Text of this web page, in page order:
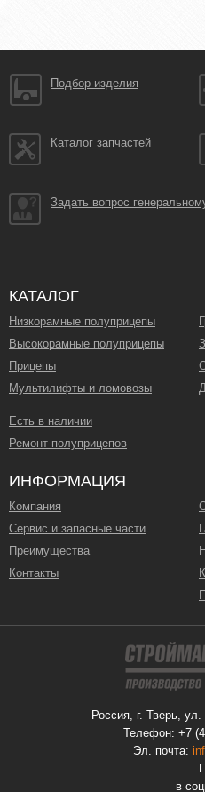
Подбор изделия
Каталог запчастей
Задать вопрос
КАТАЛОГ
Низкорамные полуприцепы
Высокорамные полуприцепы
Прицепы
Мультилифты и ломовозы
Есть в наличии
Ремонт полуприцепов
ИНФОРМАЦИЯ
Компания
Сервис и запасные части
Преимущества
Контакты
Россия, г. Тверь,
Телефон: +7
Эл. почта:
в